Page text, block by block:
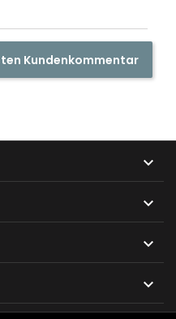
Kundenkommentar



